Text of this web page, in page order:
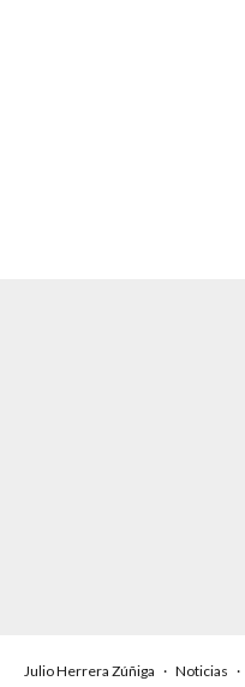
Julio Herrera Zúñiga · Noticias ·